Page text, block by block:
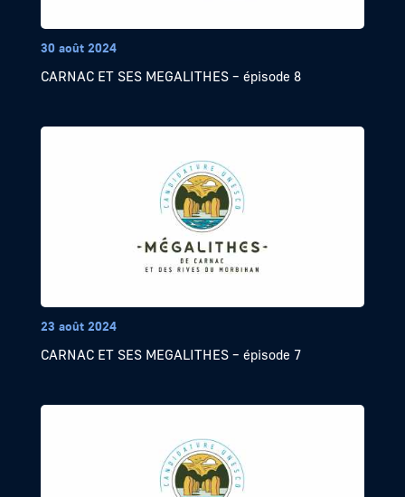
30 août 2024
CARNAC ET SES MEGALITHES – épisode 8
23 août 2024
CARNAC ET SES MEGALITHES – épisode 7